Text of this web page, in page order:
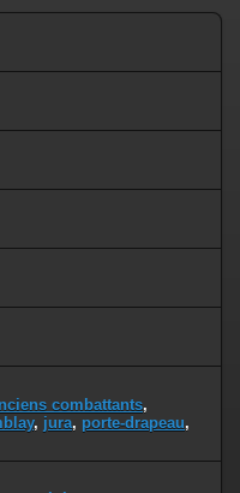
combattants,
, jura, porte-drapeau,